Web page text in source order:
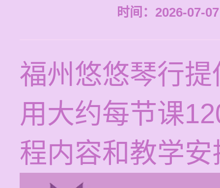
时间：2026-07-
福州悠悠琴行
用大约每节课
程内容和教学